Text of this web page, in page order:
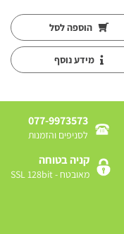
הוספה לסל
מידע נוסף
077-9973573
לסניפים והזמנות
קניה בטוחה
מאובטח - SSL 128bit